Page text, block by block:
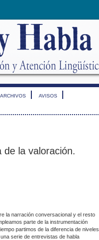
ARCHIVOS AVISOS
la valoración.
la narración conversacional y el resto
parte de la instrumentación
partimos de la diferencia de niveles
serie de entrevistas de habla